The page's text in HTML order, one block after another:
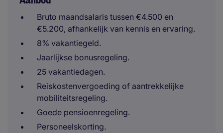
Bruto maandsalaris tussen €4.500 en
€5.200, afhankelijk van kennis en ervaring.
8% vakantiegeld.
Jaarlijkse bonusregeling.
25 vakantiedagen.
Reiskostenvergoeding of aantrekkelijke
mobiliteitsregeling.
Goede pensioenregeling.
Personeelskorting.